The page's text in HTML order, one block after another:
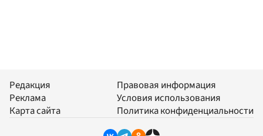
Редакция
Реклама
Карта сайта
Правовая информация
Условия использования
Политика конфиденциальности